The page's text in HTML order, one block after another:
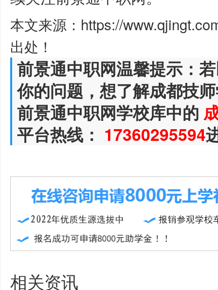
本文来源：https://
出处！
前景通中职网温馨提示：
你的问题，想了解成都技
前景通中职网学校库中的
平台热线： 17360295594
相关资讯